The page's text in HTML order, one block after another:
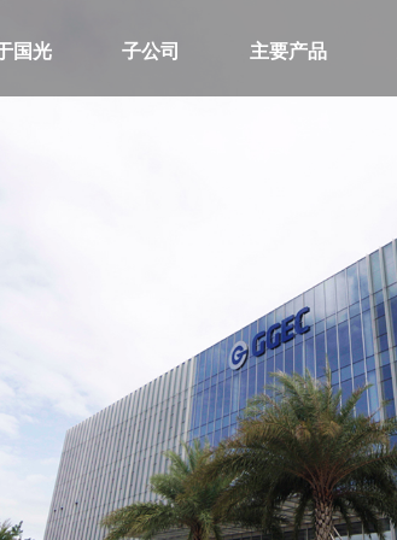
国光 子公司 主要产品